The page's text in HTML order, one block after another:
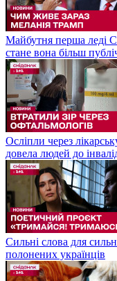
Майбутня перша леді
стане вона більш
Осліпли через
довела людей до
Сильні слова для
полонених українців